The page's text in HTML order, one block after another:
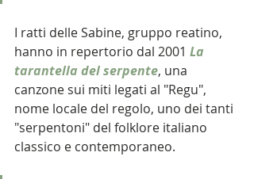
I ratti delle Sabine, gruppo reatino,
hanno in repertorio dal 2001 La
tarantella del serpente, una
canzone sui miti legati al "Regu",
nome locale del regolo, uno dei tanti
"serpentoni" del folklore italiano
classico e contemporaneo.